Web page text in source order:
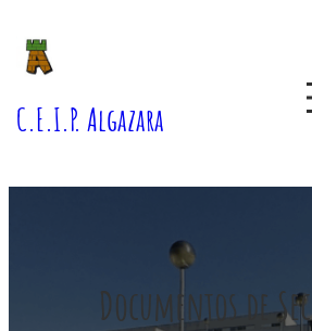
C.E.I.P. Algazara
Documentos de